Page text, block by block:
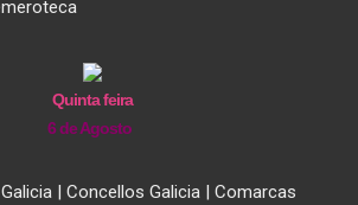
Quinta feira
6 de Agosto
Galicia| Concellos Galicia| Comarcas